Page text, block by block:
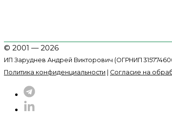
© 2001 — 2026
ИП Заруднев Андрей Викторович (ОГРНИП
Политика конфиденциальности
Согласие на